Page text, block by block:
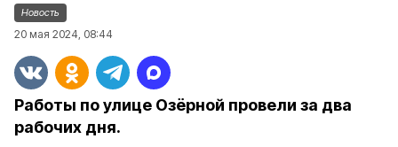
Новость
20 мая 2024, 08:44
Работы по улице Озёрной провели за два
рабочих дня.